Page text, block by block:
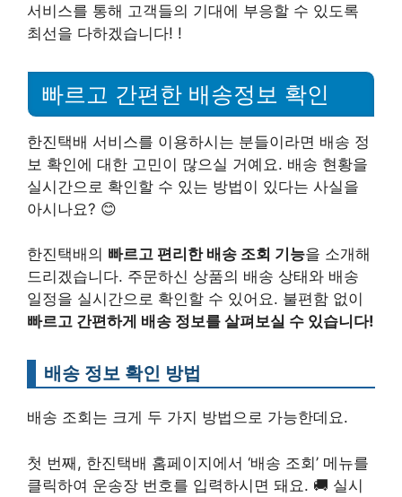
서비스를 통해 고객들의 기대에 부응할 수 있도록
최선을 다하겠습니다! !
빠르고 간편한 배송정보 확인
한진택배 서비스를 이용하시는 분들이라면 배송 정
보 확인에 대한 고민이 많으실 거예요. 배송 현황을
실시간으로 확인할 수 있는 방법이 있다는 사실을
아시나요? 😊
한진택배의 빠르고 편리한 배송 조회 기능을 소개해
드리겠습니다. 주문하신 상품의 배송 상태와 배송
일정을 실시간으로 확인할 수 있어요. 불편함 없이
빠르고 간편하게 배송 정보를 살펴보실 수 있습니다!
배송 정보 확인 방법
배송 조회는 크게 두 가지 방법으로 가능한데요.
첫 번째, 한진택배 홈페이지에서 ‘배송 조회’ 메뉴를
클릭하여 운송장 번호를 입력하시면 돼요. 🚚 실시